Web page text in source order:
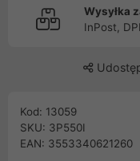
Wysyłka
InPost,
Kod: 13059
SKU: 3P550I
EAN: 3553340621260